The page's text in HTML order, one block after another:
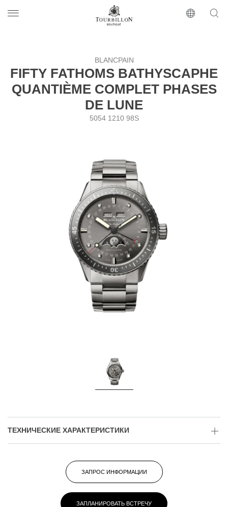
https://www.tourbillon.com/index.php/ru
BLANCPAIN
FIFTY FATHOMS BATHYSCAPHE
QUANTIÈME COMPLET PHASES
DE LUNE
5054 1210 98S
ТЕХНИЧЕСКИЕ ХАРАКТЕРИСТИКИ
ЗАПРОС ИНФОРМАЦИИ
ЗАПЛАНИРОВАТЬ ВСТРЕЧУ